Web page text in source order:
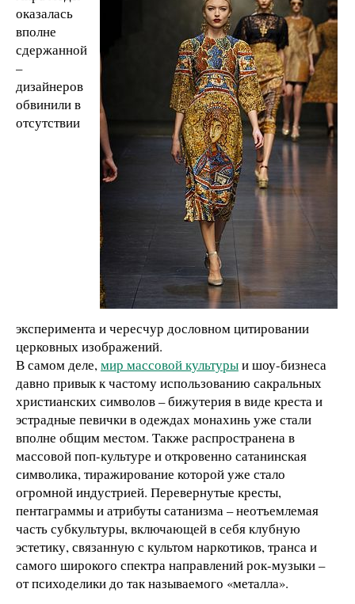
оказалась
вполне
сдержанной
–
дизайнеров
обвинили в
отсутствии
эксперимента и чересчур дословном цитировании
церковных изображений.
В самом деле,мир массовой культурыи шоу-бизнеса
давно привык к частому использованию сакральных
христианских символов – бижутерия в виде креста и
эстрадные певички в одеждах монахинь уже стали
вполне общим местом. Также распространена в
массовой поп-культуре и откровенно сатанинская
символика, тиражирование которой уже стало
огромной индустрией. Перевернутые кресты,
пентаграммы и атрибуты сатанизма – неотъемлемая
часть субкультуры, включающей в себя клубную
эстетику, связанную с культом наркотиков, транса и
самого широкого спектра направлений рок-музыки –
от психоделики до так называемого «металла».